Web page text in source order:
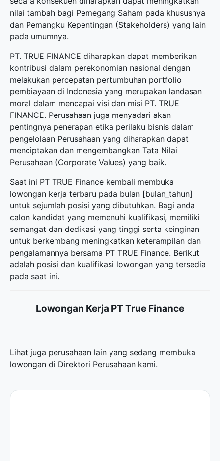
nilai tambah bagi Pemegang Saham pada khususnya
dan Pemangku Kepentingan (Stakeholders) yang lain
pada umumnya.
PT. TRUE FINANCE diharapkan dapat memberikan
kontribusi dalam perekonomian nasional dengan
melakukan percepatan pertumbuhan portfolio
pembiayaan di Indonesia yang merupakan landasan
moral dalam mencapai visi dan misi PT. TRUE
FINANCE. Perusahaan juga menyadari akan
pentingnya penerapan etika perilaku bisnis dalam
pengelolaan Perusahaan yang diharapkan dapat
menciptakan dan mengembangkan Tata Nilai
Perusahaan (Corporate Values) yang baik.
Saat ini PT TRUE Finance kembali membuka
lowongan kerja terbaru pada bulan [bulan_tahun]
untuk sejumlah posisi yang dibutuhkan. Bagi anda
calon kandidat yang memenuhi kualifikasi, memiliki
semangat dan dedikasi yang tinggi serta keinginan
untuk berkembang meningkatkan keterampilan dan
pengalamannya bersama PT TRUE Finance. Berikut
adalah posisi dan kualifikasi lowongan yang tersedia
pada saat ini.
Lowongan Kerja PT True Finance
Lihat juga perusahaan lain yang sedang membuka
lowongan di Direktori Perusahaan kami.